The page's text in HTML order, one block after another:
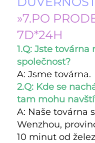
»7.PO
7D*24H
1.Q: Jste
společnost?
A: Jsme továrna.
2.Q: Kde se
tam mohu
A: Naše továrna
Wenzhou,
10 minut od